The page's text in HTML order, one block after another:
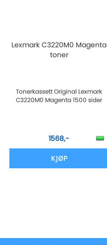
Lexmark C3220M0 Magenta
toner
Tonerkassett Original Lexmark
C3220M0 Magenta 1500 sider
1568,-
KJØP